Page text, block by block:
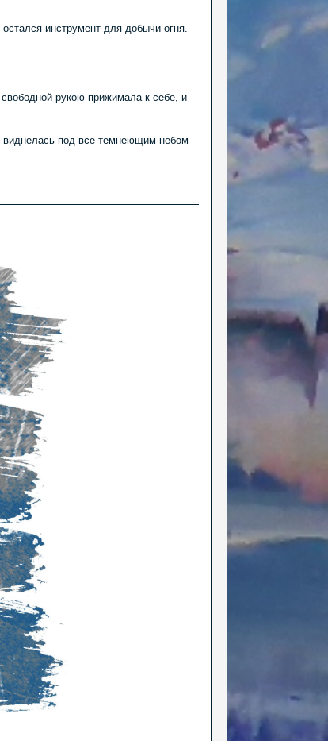
инструмент для добычи огня.
рукою прижимала к себе, и
виднелась под все темнеющим небом